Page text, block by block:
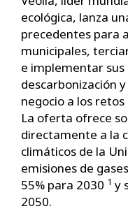
ecológica, lanza
precedentes para
municipales,
e implementar
descarbonización
negocio a los
La oferta ofrece
directamente a la
climáticos de la
emisiones de
55% para 2030 1 y
2050.